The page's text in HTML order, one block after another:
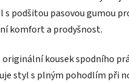
s podšitou pasovou gumou
komfort a prodyšnost.
originální kousek spodního
styl s plným pohodlím při